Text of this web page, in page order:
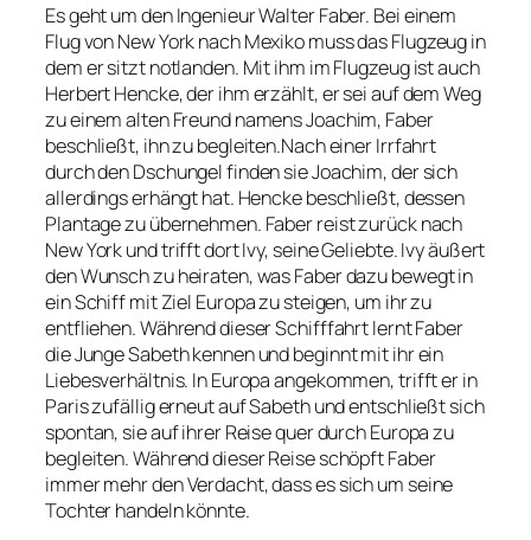
Es geht um den Ingenieur Walter Faber. Bei einem
Flug von New York nach Mexiko muss das Flugzeug in
dem er sitzt notlanden. Mit ihm im Flugzeug ist auch
Herbert Hencke, der ihm erzählt, er sei auf dem Weg
zu einem alten Freund namens Joachim, Faber
beschließt, ihn zu begleiten.Nach einer Irrfahrt
durch den Dschungel finden sie Joachim, der sich
allerdings erhängt hat. Hencke beschließt, dessen
Plantage zu übernehmen. Faber reist zurück nach
New York und trifft dort Ivy, seine Geliebte. Ivy äußert
den Wunsch zu heiraten, was Faber dazu bewegt in
ein Schiff mit Ziel Europa zu steigen, um ihr zu
entfliehen. Während dieser Schifffahrt lernt Faber
die Junge Sabeth kennen und beginnt mit ihr ein
Liebesverhältnis. In Europa angekommen, trifft er in
Paris zufällig erneut auf Sabeth und entschließt sich
spontan, sie auf ihrer Reise quer durch Europa zu
begleiten. Während dieser Reise schöpft Faber
immer mehr den Verdacht, dass es sich um seine
Tochter handeln könnte.